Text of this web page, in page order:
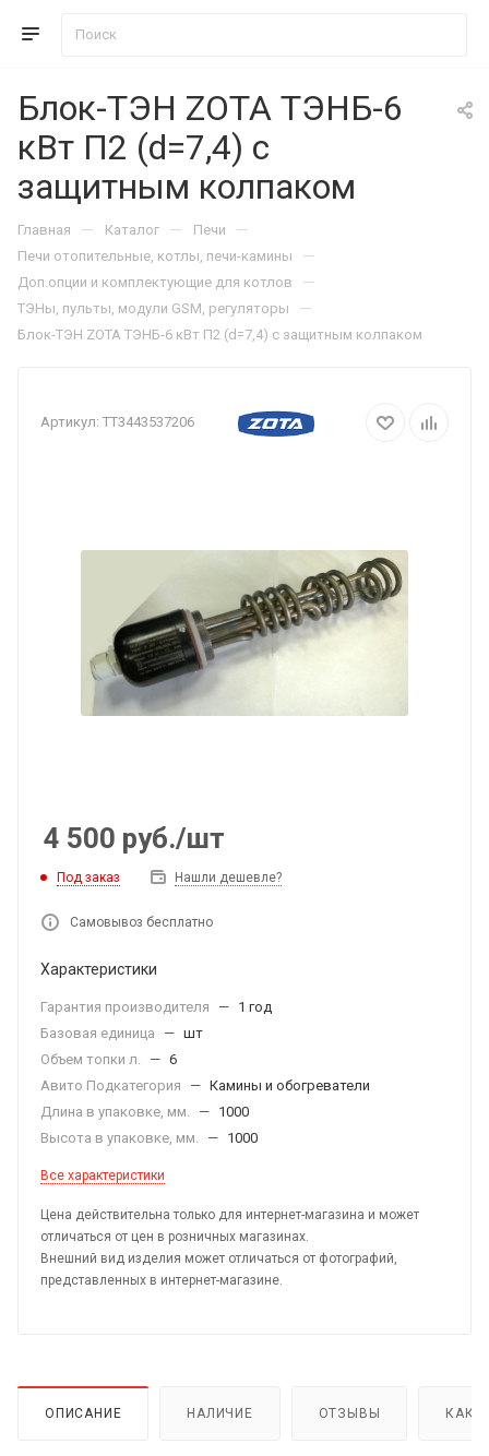
Блок-ТЭН ZOTA ТЭНБ-6
кВт П2 (d=7,4) с
защитным колпаком
Главная — Каталог — Печи —
Печи отопительные, котлы, печи-камины —
Доп.опции и комплектующие для котлов —
ТЭНы, пульты, модули GSM, регуляторы —
Блок-ТЭН ZOTA ТЭНБ-6 кВт П2 (d=7,4) с защитным колпаком
Артикул: ТТ3443537206
4 500 руб./шт
Под заказ Нашли дешевле?
Самовывоз бесплатно
Характеристики
Гарантия производителя — 1 год
Базовая единица
— шт
Объем топки л.
— 6
Авито Подкатегория
— Камины и обогреватели
Длина в упаковке, мм.
— 1000
Высота в упаковке, мм.
— 1000
Все характеристики
Цена действительна только для интернет-магазина и может
отличаться от цен в розничных магазинах.
Внешний вид изделия может отличаться от фотографий,
представленных в интернет-магазине.
ОПИСАНИЕ НАЛИЧИЕ ОТЗЫВЫ КАК